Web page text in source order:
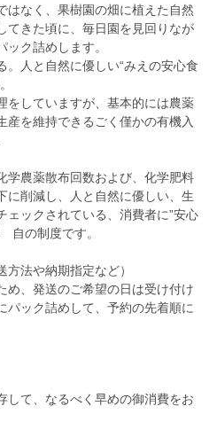
なく、果樹園の畑に植えた自然
てきた頃に、毎日園を見回りなが
ク詰めします。
人と自然に優しい“みえの安心食
していますが、基本的には農薬
産を維持できるごく僅かの有機入
。
学農薬散布回数および、化学肥料
に削減し、人と自然に優しい、生
ェックされている、消費者に”安心
自の制度です。
法や納期指定など）
、発送のご希望の日は受け付け
パック詰めして、予約の先着順に
して、なるべく早めの御消費をお